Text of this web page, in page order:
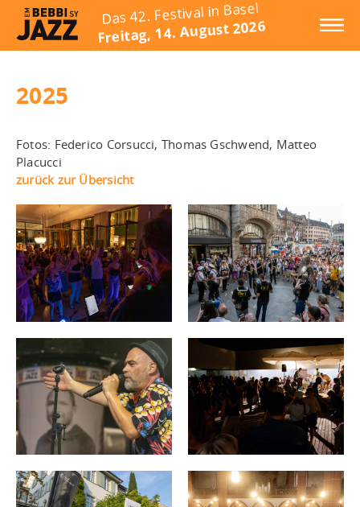
Das 42. Festival in Basel
Freitag, 14. August 2026
2025
Fotos: Federico Corsucci, Thomas Gschwend, Matteo
Placucci
zurück zur Übersicht